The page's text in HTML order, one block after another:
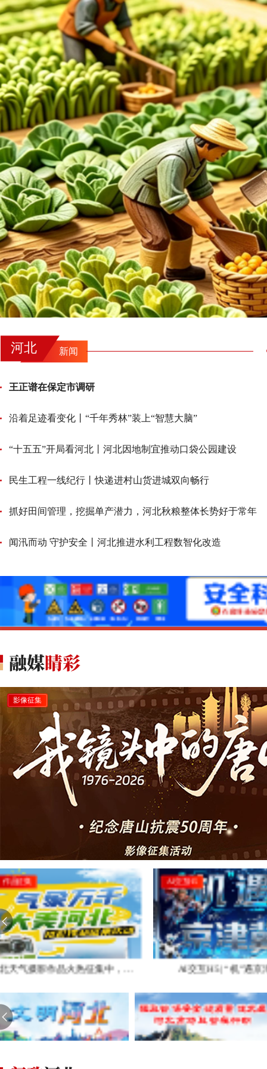
河北 新闻
王正谱在保定市调研
沿着足迹看变化丨“千年秀林”装上“智慧大脑”
“十五五”开局看河北丨河北因地制宜推动口袋公园建设
民生工程一线纪行丨快递进村山货进城双向畅行
抓好田间管理，挖掘单产潜力，河北秋粮整体长势好于常年
闻汛而动 守护安全丨河北推进水利工程数智化改造
影像征集
河北天气摄影作品火热征集中，速来投稿！ AI交互H5 | “机”遇京津冀
AI交互H5 作品征集